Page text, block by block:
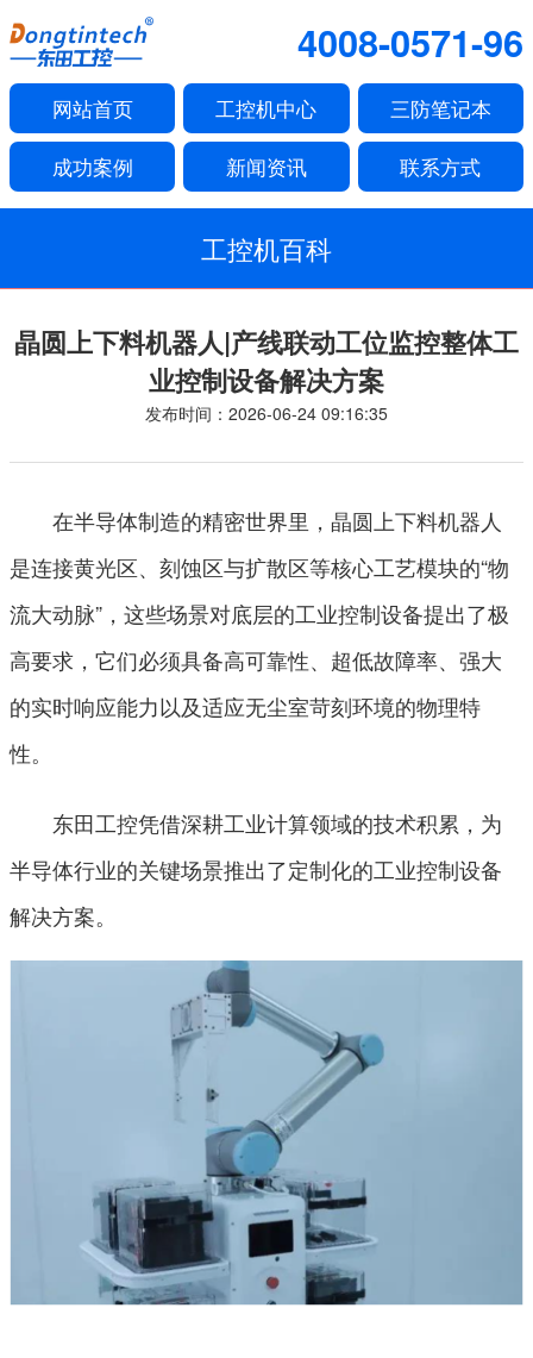
4008-0571-96
网站首页 工控机中心 三防笔记本
成功案例 新闻资讯 联系方式
工控机百科
晶圆上下料机器人|产线联动工位监控整体工
业控制设备解决方案
发布时间：2026-06-24 09:16:35
在半导体制造的精密世界里，晶圆上下料机器人
是连接黄光区、刻蚀区与扩散区等核心工艺模块的“物
流大动脉”，这些场景对底层的工业控制设备提出了极
高要求，它们必须具备高可靠性、超低故障率、强大
的实时响应能力以及适应无尘室苛刻环境的物理特
性。
东田工控凭借深耕工业计算领域的技术积累，为
半导体行业的关键场景推出了定制化的工业控制设备
解决方案。